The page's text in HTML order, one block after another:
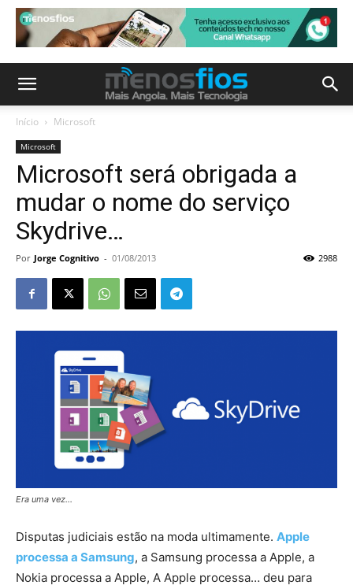
Início Microsoft
Microsoft
Microsoft será obrigada a
mudar o nome do serviço
Skydrive…
Por Jorge Cognitivo - 01/08/2013 2988
Era uma vez…
Disputas judiciais estão na moda ultimamente. Apple
processa a Samsung, a Samsung processa a Apple, a
Nokia processa a Apple, A Apple processa… deu para